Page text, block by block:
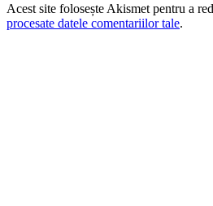
Acest site folosește Akismet pentru a
procesate datele comentariilor tale.